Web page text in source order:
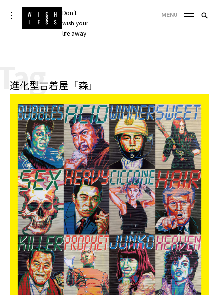
Skip
to
Don't
wish your
life away
toggle
open/close
sidebar
MENU
進化型古着屋「森」